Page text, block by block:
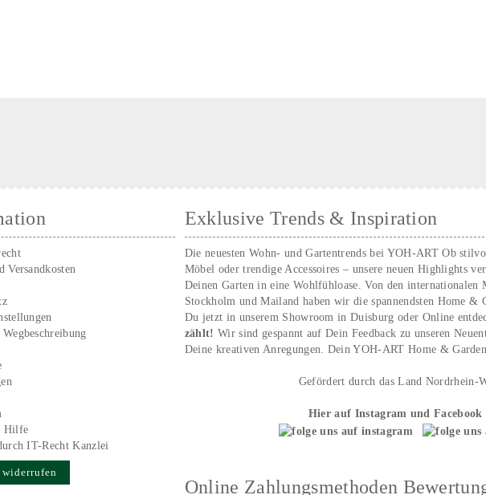
Versandkosten
Hilfe
IT-Recht Kanzlei
widerrufen
Exklusive Trends & Inspiration
Die neuesten Wohn- und Gartentrends bei YOH‑ART Ob
Möbel oder trendige Accessoires – unsere neuen Highlights
Deinen Garten in eine Wohlfühloase. Von den internationalen
Stockholm und Mailand haben wir die spannendsten Home &
Du jetzt in unserem Showroom in Duisburg oder Online
zählt!Wir sind gespannt auf Dein Feedback zu unseren
Deine kreativen Anregungen. Dein YOH‑ART Home & Garden
Gefördert durch das Land Nordrhein-
Hier auf Instagram und Facebook
Online Zahlungsmethoden